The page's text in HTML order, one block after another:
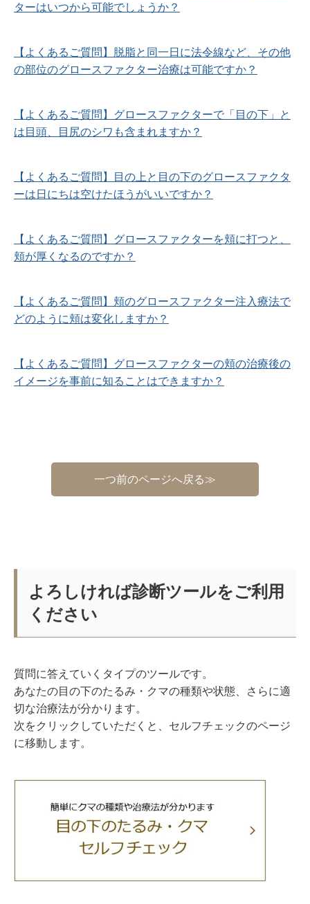
ターはいつから可能でしょうか？
【よくあるご質問】脱脂と同一日に法令線など、その他
の部位のグロースファクター治療は可能ですか？
【よくあるご質問】グロースファクターで「目の下」と
は目頭、目尻のシワも含まれますか？
【よくあるご質問】目の上と目の下のグロースファクタ
ーは日にちは空けたほうがいいですか？
【よくあるご質問】グロースファクターを頬に打つと、
頬が厚くなるのですか？
【よくあるご質問】頬のグロースファクター注入療法で
どのように頬は変化しますか？
【よくあるご質問】グロースファクターの頬の治療後の
イメージを事前に知ることはできますか？
一つ前のページへ戻る≫
よろしければ診断ツールをご利用
ください
質問に答えていくタイプのツールです。
あなたの目の下のたるみ・クマの種類や状態、さらに適
切な治療法が分かります。
次をクリックしていただくと、セルフチェックのページ
に移動します。